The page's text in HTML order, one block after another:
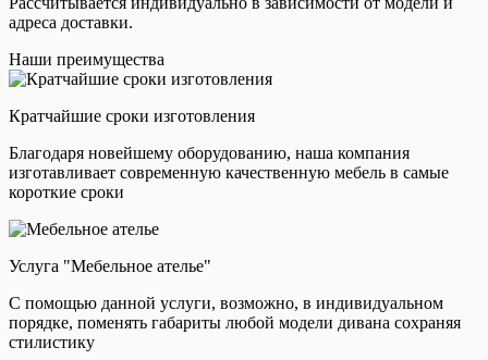
адреса доставки.
Наши преимущества
Кратчайшие сроки изготовления
Благодаря новейшему оборудованию, наша компания
изготавливает современную качественную мебель в самые
короткие сроки
Услуга "Мебельное ателье"
С помощью данной услуги, возможно, в индивидуальном
порядке, поменять габариты любой модели дивана сохраняя
стилистику